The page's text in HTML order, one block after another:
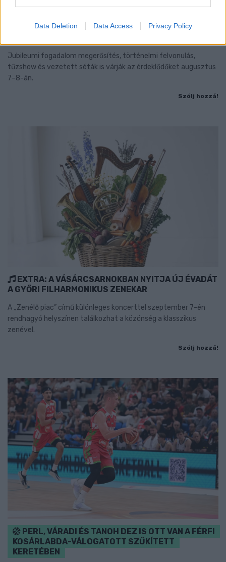
Data Deletion Data Access Privacy Policy
HÉTVÉGÉN RENDEZIK MEG A XXXIII. GYŐRI BAROKK
Jubileumi fogadalom megerősítés, történelmi felvonulás,
tűzshow és vezetett séták is várják az érdeklődőket augusztus
7–8-án.
Szólj hozzá!
EXTRA: A VÁSÁRCSARNOKBAN NYITJA ÚJ ÉVADÁT
A GYŐRI FILHARMONIKUS ZENEKAR
A „Zenélő piac” című különleges koncerttel szeptember 7-én
rendhagyó helyszínen találkozhat a közönség a klasszikus
zenével.
Szólj hozzá!
PERL, VÁRADI ÉS TANOH DEZ IS OTT VAN A FÉRFI
KOSÁRLABDA-VÁLOGATOTT SZŰKÍTETT
KERETÉBEN